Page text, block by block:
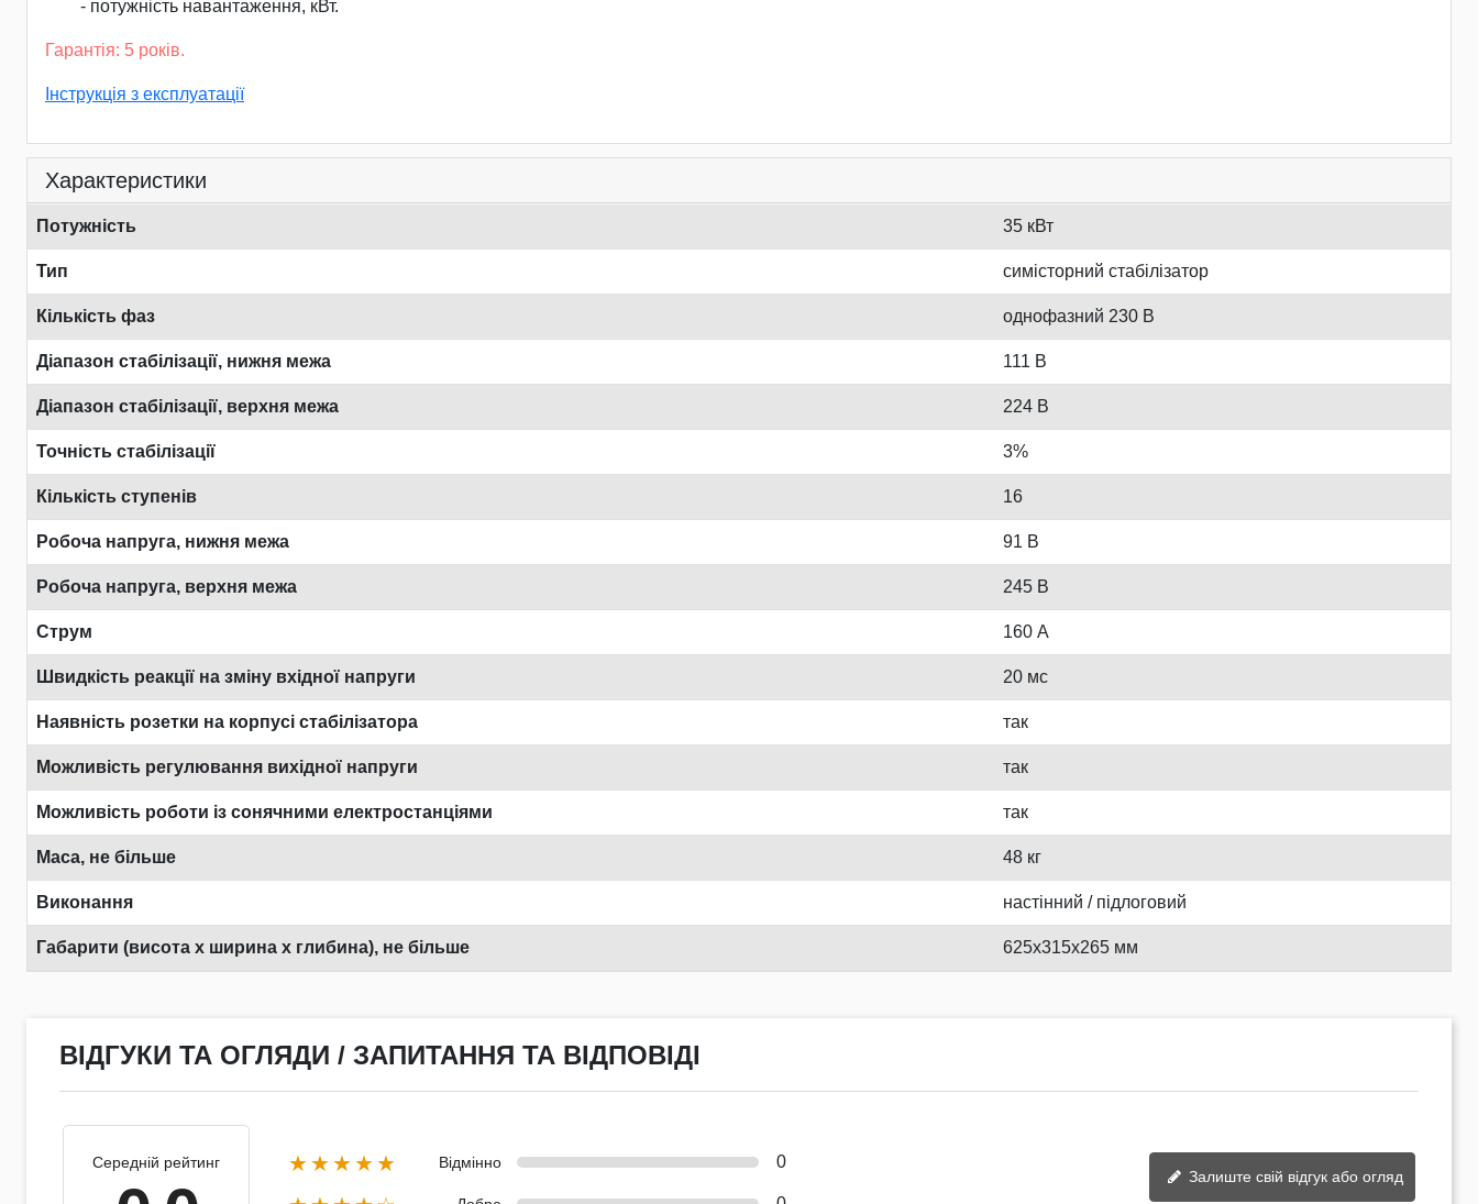
- потужність навантаження, кВт.
Гарантія: 5 років.
Інструкція з експлуатації
Характеристики
Потужність 35 кВт
Тип симісторний стабілізатор
Кількість фаз однофазний 230 В
Діапазон стабілізації, нижня межа 111 В
Діапазон стабілізації, верхня межа 224 В
Точність стабілізації 3%
Кількість ступенів 16
Робоча напруга, нижня межа 91 В
Робоча напруга, верхня межа 245 В
Струм 160 А
Швидкість реакції на зміну вхідної напруги 20 мс
Наявність розетки на корпусі стабілізатора так
Можливість регулювання вихідної напруги так
Можливість роботи із сонячними електростанціями так
Маса, не більше 48 кг
Виконання настінний / підлоговий
Габарити (висота х ширина х глибина), не більше 625x315x265 мм
ВІДГУКИ ТА ОГЛЯДИ / ЗАПИТАННЯ ТА ВІДПОВІДІ
Середній рейтинг ★★★★★ Відмінно 0
Залиште свій відгук або огляд